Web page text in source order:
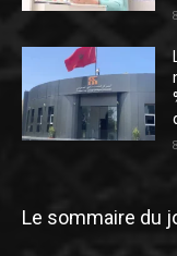
Le sommaire du